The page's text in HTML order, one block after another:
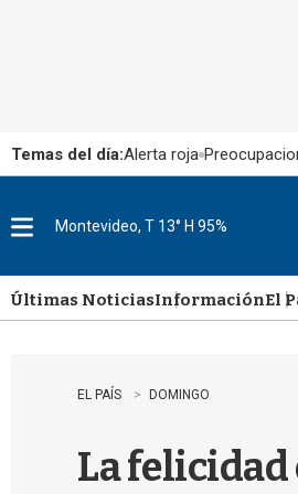
Temas del día:Alerta roja
u
Montevideo, T 13° H 95%
Últimas NoticiasInformaciónEl
EL PAÍS DOMINGO
La felicidad